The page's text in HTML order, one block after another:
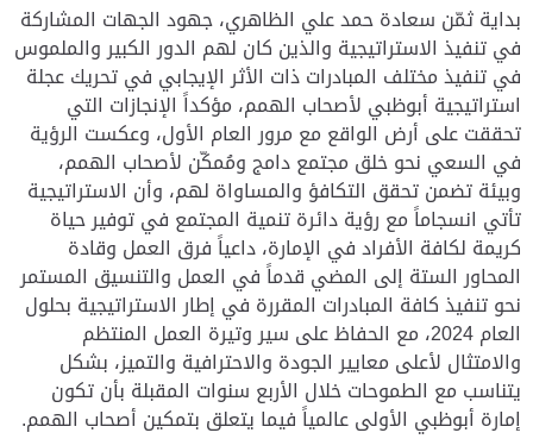
بداية ثمّن سعادة حمد علي الظاهري، جهود الجهات المشاركة
في تنفيذ الاستراتيجية والذين كان لهم الدور الكبير والملموس
في تنفيذ مختلف المبادرات ذات الأثر الإيجابي في تحريك عجلة
استراتيجية أبوظبي لأصحاب الهمم، مؤكداً الإنجازات التي
تحققت على أرض الواقع مع مرور العام الأول، وعكست الرؤية
في السعي نحو خلق مجتمع دامج ومُمكّن لأصحاب الهمم،
وبيئة تضمن تحقق التكافؤ والمساواة لهم، وأن الاستراتيجية
تأتي انسجاماً مع رؤية دائرة تنمية المجتمع في توفير حياة
كريمة لكافة الأفراد في الإمارة، داعياً فرق العمل وقادة
المحاور الستة إلى المضي قدماً في العمل والتنسيق المستمر
نحو تنفيذ كافة المبادرات المقررة في إطار الاستراتيجية بحلول
العام 2024، مع الحفاظ على سير وتيرة العمل المنتظم
والامتثال لأعلى معايير الجودة والاحترافية والتميز، بشكل
يتناسب مع الطموحات خلال الأربع سنوات المقبلة بأن تكون
إمارة أبوظبي الأولى عالمياً فيما يتعلق بتمكين أصحاب الهمم.